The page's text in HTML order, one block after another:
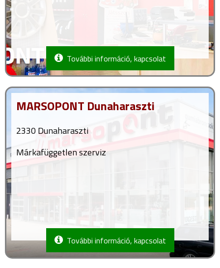
További információ, kapcsolat
MARSOPONT Dunaharaszti
2330 Dunaharaszti
Márkafüggetlen szerviz
További információ, kapcsolat